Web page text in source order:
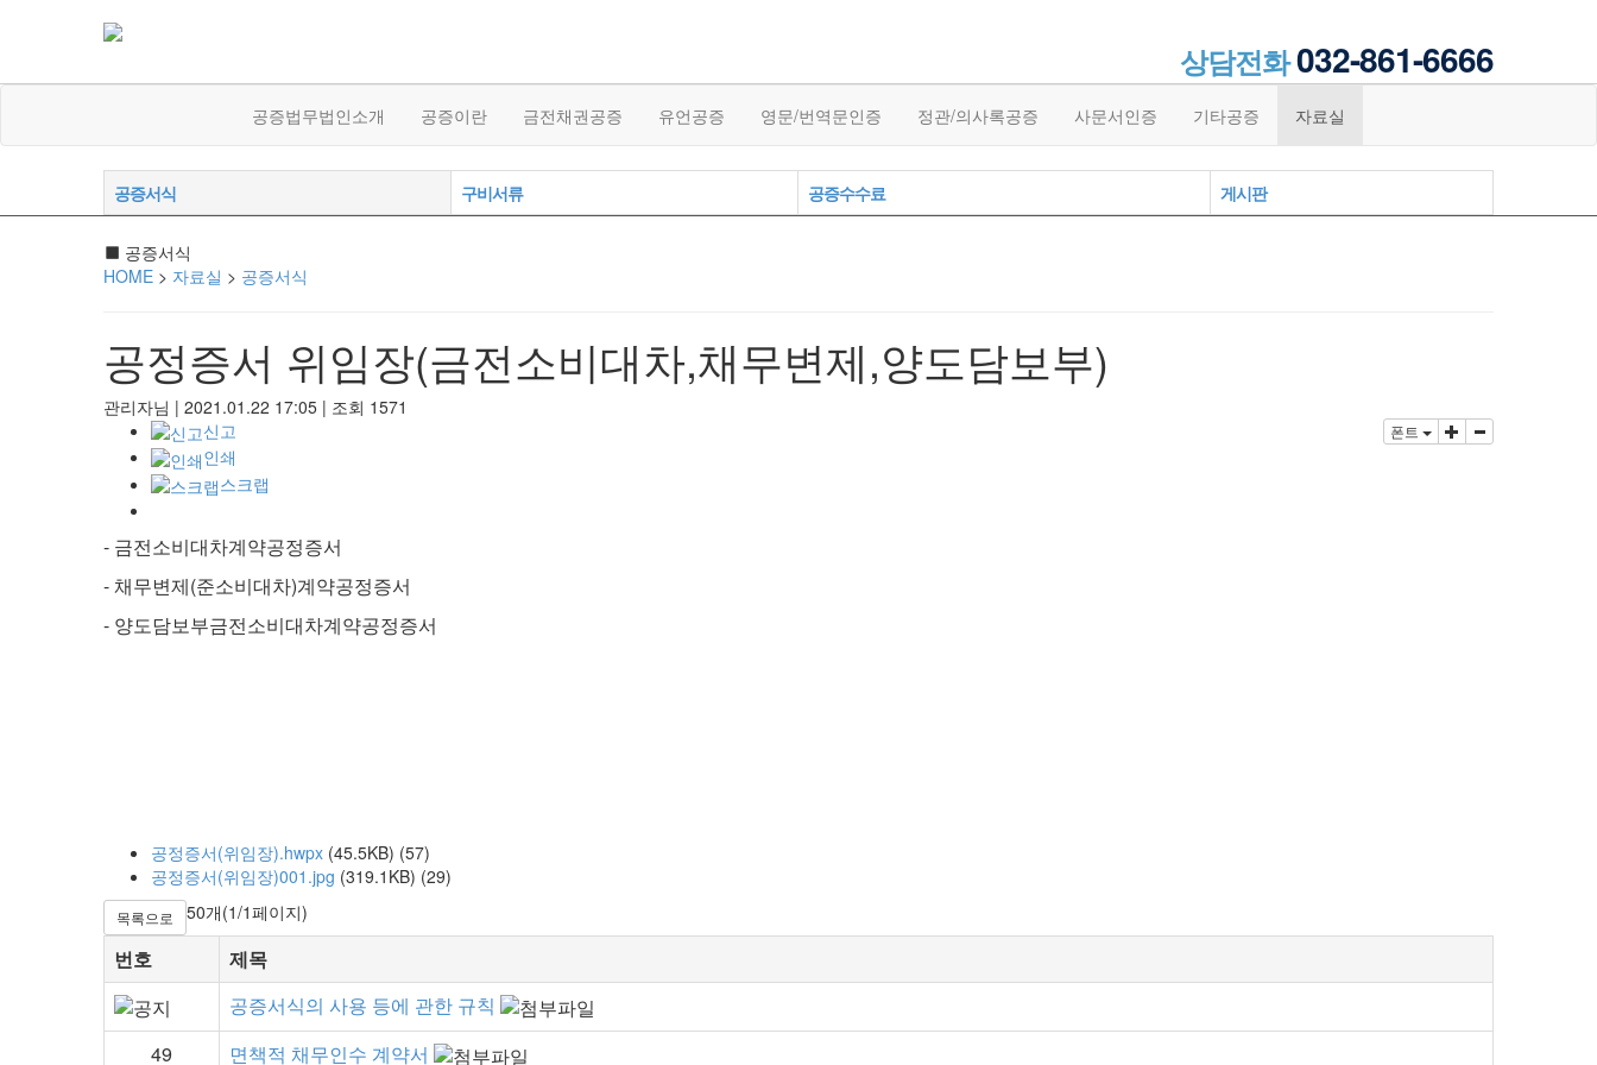
상담전화032-861-6666
공증법무법인소개 공증이란 금전채권공증 유언공증 영문/번역문인증 정관/의사록공증 사문서인증 기타공증 자료실
공증서식 구비서류 공증수수료 게시판
공증서식
HOME > 자료실 > 공증서식
공정증서 위임장(금전소비대차,채무변제,양도담보부)
관리자님 | 2021.01.22 17:05 | 조회 1571
폰트
신고
인쇄
스크랩
- 금전소비대차계약공정증서
- 채무변제 (준소비대차)계약공정증서
- 양도담보부금전소비대차계약공정증서
공정증서(위임장).hwpx (45.5KB) (57)
공정증서(위임장)001.jpg (319.1KB) (29)
목록으로 50개(1/1페이지)
번호
제목
공증서식의 사용 등에 관한 규칙
49
면책적 채무인수 계약서